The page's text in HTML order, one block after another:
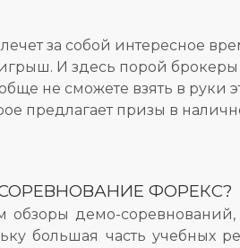
за собой интересное
И здесь порой
не сможете взять в руки
предлагает призы в
ФОРЕКС?
демо-соревнований,
большая часть учебных